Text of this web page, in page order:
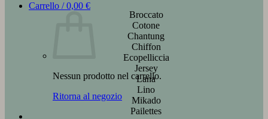
Carrello /0,00 €
Nessun prodotto nel carrello.
Ritorna al negozio
Broccato
Cotone
Chantung
Chiffon
Ecopelliccia
Jersey
Lana
Lino
Mikado
Pailettes